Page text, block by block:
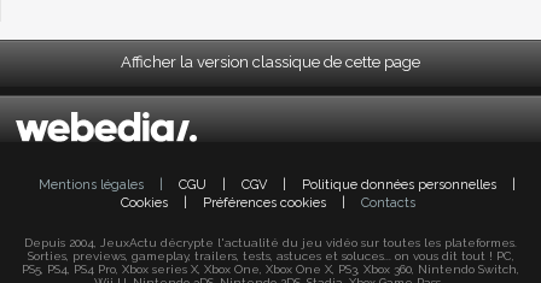
Afficher la version classique de cette page
Mentions légales CGU CGV Politique données personnelles
Cookies
Préférences cookies Contacts
Depuis 2004, JeuxActu décrypte l'actualité du jeu vidéo sur toutes les plateformes.
Sorties, previews, gameplay, trailers, tests, astuces et soluces... on vous dit tout ! PC,
PS5, PS4, PS4 Pro, Xbox series X, Xbox One, Xbox One X, PS3, Xbox 360, Nintendo Switch,